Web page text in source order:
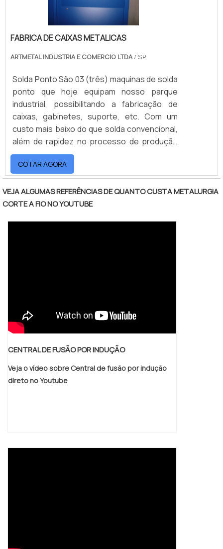
FABRICA DE CAIXAS METALICAS
ARTMETAL INDUSTRIA E COMERCIO LTDA/ SP
Solda Ponto São 03 (três) maquinas de solda
ponto que hoje equipam nosso parque
industrial, possibilitando a fabricação de
caixas, gabinetes, suporte, etc. Com um
custo mais baixo do que solda convencional,
além de rapidez no processo de produção
continua. Potência das maquinas: até 15Kva.
Espessuras máx.: 2,0mm (Aço Carbono e
Inox). Soldas TIG e MIG Para execução deste
tipo de serviço a Artmetal conta com
maquinas de solda TIG para serviços de alta
livre de impurezas, fazendo com que a sua
soldagem seja mais limpa.
COTAR AGORA
VEJA ALGUMAS REFERÊNCIAS DE QUANTO CUSTA METALURGIA
CORTE A FIO NO YOUTUBE
CENTRAL DE FUSÃO POR INDUÇÃO
Veja o vídeo sobre Central de fusão por indução
direto no Youtube